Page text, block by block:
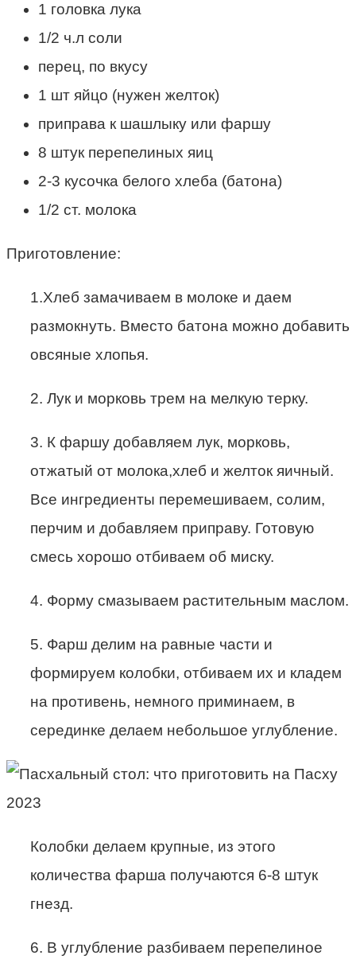
1 головка лука
1/2 ч.л соли
перец, по вкусу
1 шт яйцо (нужен желток)
приправа к шашлыку или фаршу
8 штук перепелиных яиц
2-3 кусочка белого хлеба (батона)
1/2 ст. молока
Приготовление:
1.Хлеб замачиваем в молоке и даем
размокнуть. Вместо батона можно добавить
овсяные хлопья.
2. Лук и морковь трем на мелкую терку.
3. К фаршу добавляем лук, морковь,
отжатый от молока,хлеб и желток яичный.
Все ингредиенты перемешиваем, солим,
перчим и добавляем приправу. Готовую
смесь хорошо отбиваем об миску.
4. Форму смазываем растительным маслом.
5. Фарш делим на равные части и
формируем колобки, отбиваем их и кладем
на противень, немного приминаем, в
серединке делаем небольшое углубление.
Колобки делаем крупные, из этого
количества фарша получаются 6-8 штук
гнезд.
6. В углубление разбиваем перепелиное